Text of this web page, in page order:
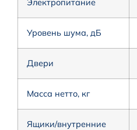
Электропитание
Уровень шума, дБ
Двери
Масса нетто, кг
Ящики/внутренние